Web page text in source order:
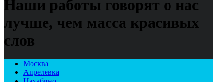
Наши работы говорят о нас
лучше, чем масса красивых
слов
Москва
Апрелевка